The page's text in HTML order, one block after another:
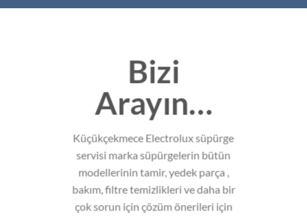
Bizi
Arayın…
Küçükçekmece Electrolux süpürge
servisi marka süpürgelerin bütün
modellerinin tamir, yedek parça ,
bakım, filtre temizlikleri ve daha bir
çok sorun için çözüm önerileri için